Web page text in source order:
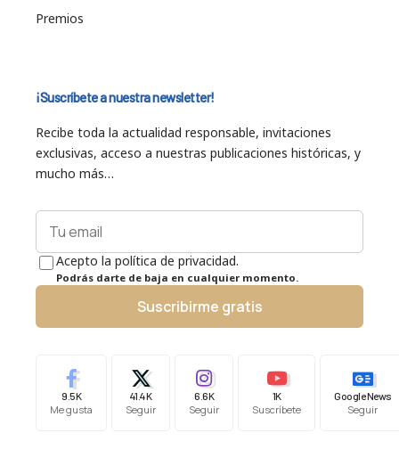
Premios
¡Suscríbete a nuestra newsletter!
Recibe toda la actualidad responsable, invitaciones
exclusivas, acceso a nuestras publicaciones históricas, y
mucho más…
Acepto la política de privacidad.
Podrás darte de baja en cualquier momento.
Suscribirme gratis
9.5K
Me gusta
41.4K
Seguir
6.6K
Seguir
1K
Suscríbete
Google News
Seguir